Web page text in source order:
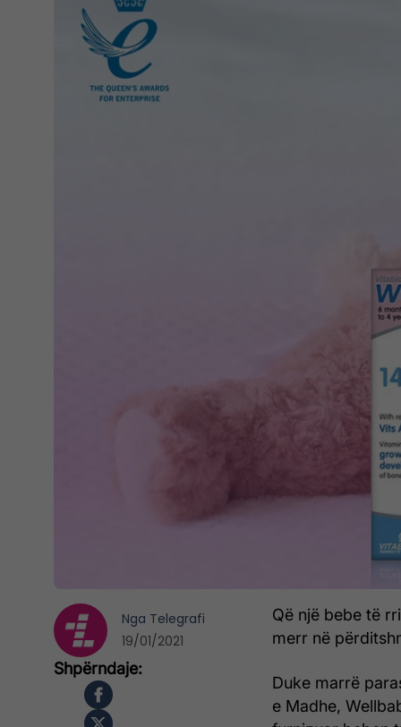
Që një bebe të
merr në
Duke marrë
e Madhe,
Nga Telegrafi
19/01/2021